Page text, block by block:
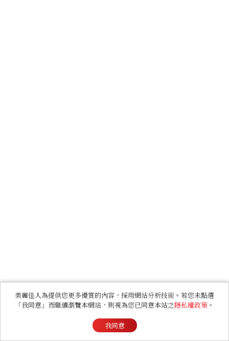
美麗佳人為提供您更多優質的內容，採用網站分析技術。若您未點選
「我同意」而繼續瀏覽本網站，則視為您已同意本站之隱私權政策 。
我同意